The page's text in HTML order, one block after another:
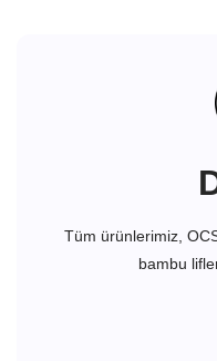
Tüm ürünlerimiz,
bambu